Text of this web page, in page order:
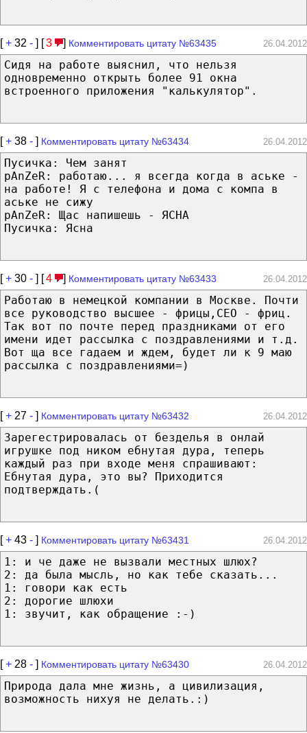
[+ 32 - ] [3 ] Комментировать цитату №63435 26.04.2012
Сидя на работе выяснил, что нельзя
одновременно открыть более 91 окна
встроенного приложения "калькулятор".
[+ 38 - ] Комментировать цитату №63434 26.04.2012
Пусичка: Чем занят
pAnZeR: работаю... я всегда когда в аське -
на работе! Я с телефона и дома с компа в
аське не сижу
pAnZeR: Щас напишешь - ЯСНА
Пусичка: Ясна
[+ 30 - ] [4 ] Комментировать цитату №63433 26.04.2012
Работаю в немецкой компании в Москве. Почти
все руководство высшее - фрицы,CEO - фриц.
Так вот по почте перед праздниками от его
имени идет рассылка с поздравлениями и т.д.
Вот ща все гадаем и ждем, будет ли к 9 маю
рассылка с поздравлениями=)
[+ 27 - ] Комментировать цитату №63432 26.04.2012
Зарегестрировалась от безделья в онлай
игрушке под ником ебнутая дура, теперь
каждый раз при входе меня спрашивают:
Ебнутая дура, это вы? Приходится
подтверждать.(
[+ 43 - ] Комментировать цитату №63431 26.04.2012
1: и че даже не вызвали местных шлюх?
2: да была мысль, но как тебе сказать...
1: говори как есть
2: дорогие шлюхи
1: звучит, как обращение :-)
[+ 28 - ] Комментировать цитату №63430 26.04.2012
Природа дала мне жизнь, а цивилизация,
возможность нихуя не делать.:)